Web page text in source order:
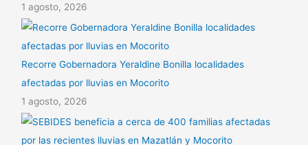
1 agosto, 2026
Recorre Gobernadora Yeraldine Bonilla localidades
afectadas por lluvias en Mocorito
1 agosto, 2026